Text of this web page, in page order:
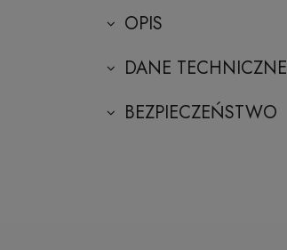
OPIS
DANE TECHNICZNE
BEZPIECZEŃSTWO